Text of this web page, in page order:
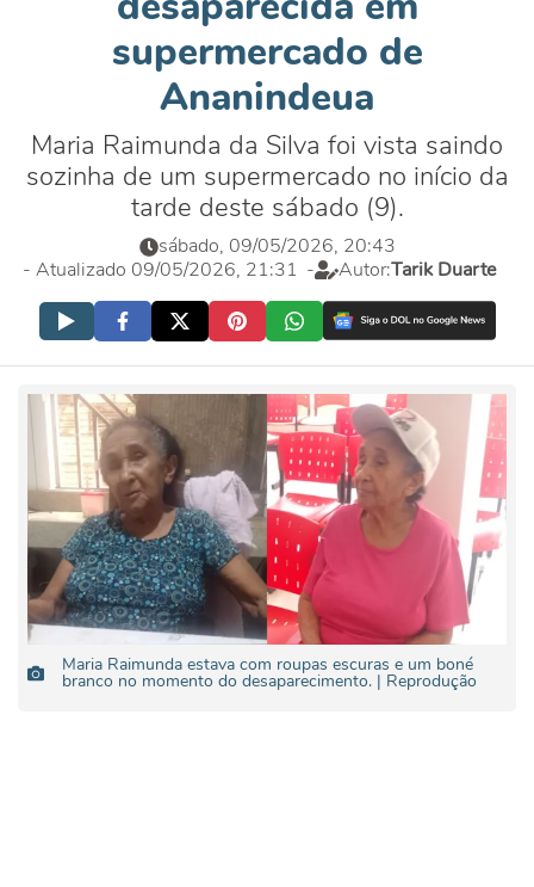
supermercado de
Ananindeua
Maria Raimunda da Silva foi vista saindo
sozinha de um supermercado no início da
tarde deste sábado (9).
sábado, 09/05/2026, 20:43
- Atualizado 09/05/2026, 21:31 - Autor:Tarik Duarte
Maria Raimunda estava com roupas escuras e um boné
branco no momento do desaparecimento. | Reprodução